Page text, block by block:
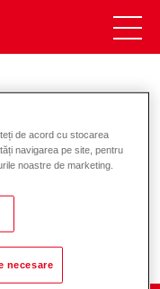
energie și
de acord cu stocarea
navigarea pe site, pentru
noastre de marketing.
necesare